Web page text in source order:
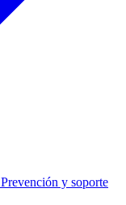
Prevención y soporte